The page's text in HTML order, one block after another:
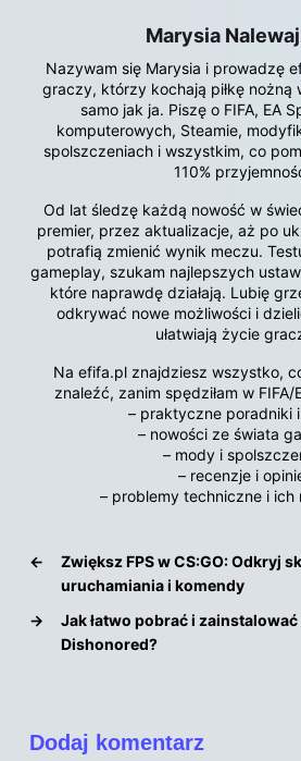
Marysia
Nazywam się Marysia i prowadzę
graczy, którzy kochają piłkę nożną
samo jak ja. Piszę o FIFA, EA
komputerowych, Steamie,
spolszczeniach i wszystkim, co
110%
Od lat śledzę każdą nowość w
premier, przez aktualizacje, aż po
potrafią zmienić wynik meczu.
gameplay, szukam najlepszych
które naprawdę działają. Lubię
odkrywać nowe możliwości i
ułatwiają życie
Na efifa.pl znajdziesz wszystko,
znaleźć, zanim spędziłam w
– praktyczne poradniki
– nowości ze świata
– mody i
– recenzje i
– problemy techniczne i ich
←
Zwiększ FPS w CS:GO: Odkryj
uruchamiania i komendy
→
Jak łatwo pobrać i
Dishonored?
Dodaj komentarz